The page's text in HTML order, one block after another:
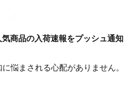
気商品の入荷速報をプッシュ通知
悩まされる心配がありません。